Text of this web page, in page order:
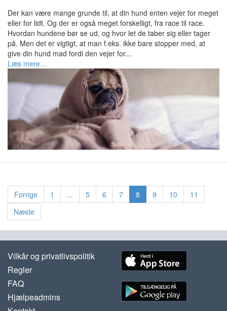
Der kan være mange grunde til, at din hund enten vejer for meget
eller for lidt. Og der er også meget forskelligt, fra race til race.
Hvordan hundene bør se ud, og hvor let de taber sig eller tager
på. Men det er vigtigt, at man f.eks. ikke bare stopper med, at
give din hund mad fordi den vejer for...
Læs mere...
Forrige 1 ... 5 6 7 8 9 10
11
Næste
Vilkår og privatlivspolitik
Regler
FAQ
Hjælpeadmins